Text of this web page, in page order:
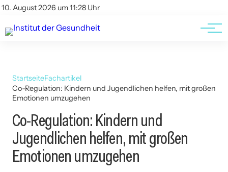
10. August 2026 um 11:28 Uhr
Kontakt
Kontakt
AGBs
StartseiteFachartikel
Co-Regulation: Kindern und Jugendlichen helfen, mit großen
Emotionen umzugehen
Co-Regulation: Kindern und
Jugendlichen helfen, mit großen
Emotionen umzugehen